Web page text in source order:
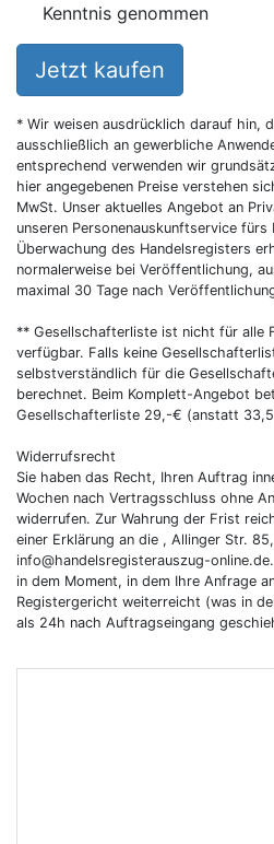
Kenntnis genommen
Jetzt kaufen
* Wir weisen ausdrücklich darauf hin,
ausschließlich an gewerbliche
entsprechend verwenden wir
hier angegebenen Preise verstehen
MwSt. Unser aktuelles Angebot an
unseren Personenauskunftservice
Überwachung des Handelsregisters
normalerweise bei Veröffentlichung,
maximal 30 Tage nach
** Gesellschafterliste ist nicht für alle
verfügbar. Falls keine
selbstverständlich für die
berechnet. Beim Komplett-Angebot
Gesellschafterliste 29,-€ (anstatt
Widerrufsrecht
Sie haben das Recht, Ihren Auftrag
Wochen nach Vertragsschluss ohne
widerrufen. Zur Wahrung der Frist
einer Erklärung an die , Allinger Str.
info@handelsregisterauszug-
in dem Moment, in dem Ihre Anfrage
Registergericht weiterreicht (was in
als 24h nach Auftragseingang